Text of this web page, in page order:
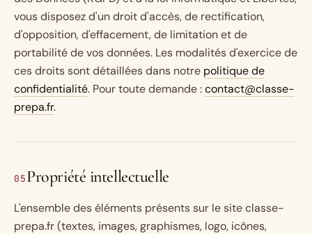
vous disposez d'un droit d'accès, de rectification,
d'opposition, d'effacement, de limitation et de
portabilité de vos données. Les modalités d'exercice de
ces droits sont détaillées dans notre politique de
confidentialité. Pour toute demande :contact@classe-
prepa.fr.
05Propriété intellectuelle
L'ensemble des éléments présents sur le site classe-
prepa.fr (textes, images, graphismes, logo, icônes,